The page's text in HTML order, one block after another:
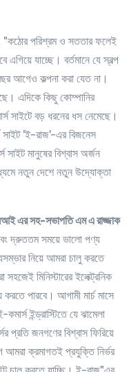
"কঠোর পরিশ্রম ও সততার ফলেই
যাচ্ছে। বর্তমানে যে স্বল্প
আগেও কল্পনা করা যেত না।
এদিকে কিছু কোম্পানির
সাইটে বড় ধরনের ধস নেমেছে।
সাইট 'ই-রাজ'-এর বিজনেস
সাইট মানুষের বিশ্বাস অর্জন
নতুন দেশে নতুন উদ্যোক্তা
এর সহ-সভাপতি এম এ রাজ্জাক
দ্রুততম সময়ে ভালো পণ্য
নিয়ে আমরা চালু করতে
মিনিস্টারের ইলেক্ট্রনিক
করতে পারবে। আগামী মার্চ মাসে
ইন্ড্রাস্টিতে যে ঝামেলা
প্রতি জনগণের বিশ্বাস ফিরিয়ে
ক্রমাগতই প্রযুক্তি নির্ভর